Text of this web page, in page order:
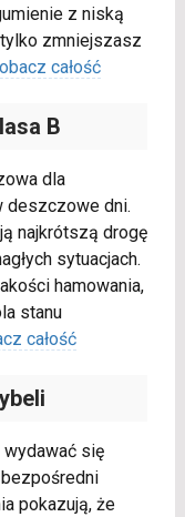
z niską
zmniejszasz
całość
B
dla
deszczowe dni.
najkrótszą drogę
sytuacjach.
hamowania,
stanu
całość
wydawać się
pokazują, że